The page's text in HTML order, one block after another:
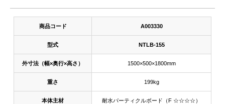
商品コード A003330
型式 NTLB-155
外寸法（幅×奥行×高さ） 1500×500×1800mm
重さ 199kg
本体主材 耐水パーティクルボード（F ☆☆☆☆）